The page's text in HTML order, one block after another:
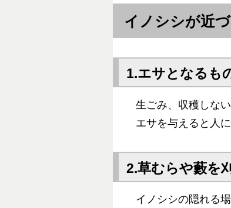
イノシシが近
1.エサとなるも
生ごみ、収穫しな
エサを与えると人
2.草むらや藪を
イノシシの隠れる